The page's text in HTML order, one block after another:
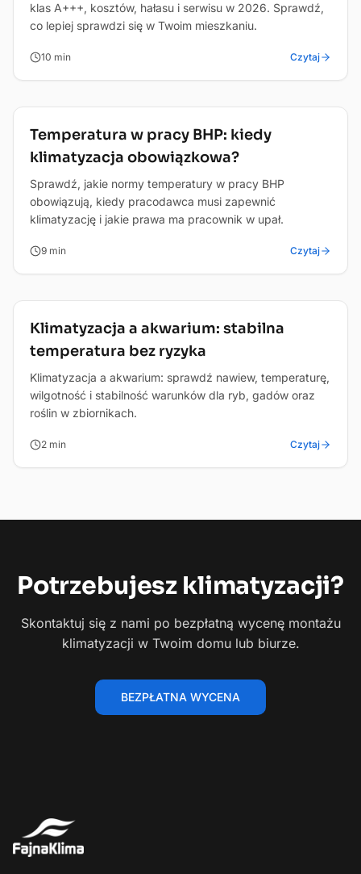
klas A+++, kosztów, hałasu i serwisu w 2026. Sprawdź,
co lepiej sprawdzi się w Twoim mieszkaniu.
10 min Czytaj
Dom i biuro
Temperatura w pracy BHP: kiedy
klimatyzacja obowiązkowa?
Sprawdź, jakie normy temperatury w pracy BHP
obowiązują, kiedy pracodawca musi zapewnić
klimatyzację i jakie prawa ma pracownik w upał.
9 min Czytaj
Dom i biuro
Klimatyzacja a akwarium: stabilna
temperatura bez ryzyka
Klimatyzacja a akwarium: sprawdź nawiew, temperaturę,
wilgotność i stabilność warunków dla ryb, gadów oraz
roślin w zbiornikach.
2 min Czytaj
Potrzebujesz klimatyzacji?
Skontaktuj się z nami po bezpłatną wycenę montażu
klimatyzacji w Twoim domu lub biurze.
BEZPŁATNA WYCENA